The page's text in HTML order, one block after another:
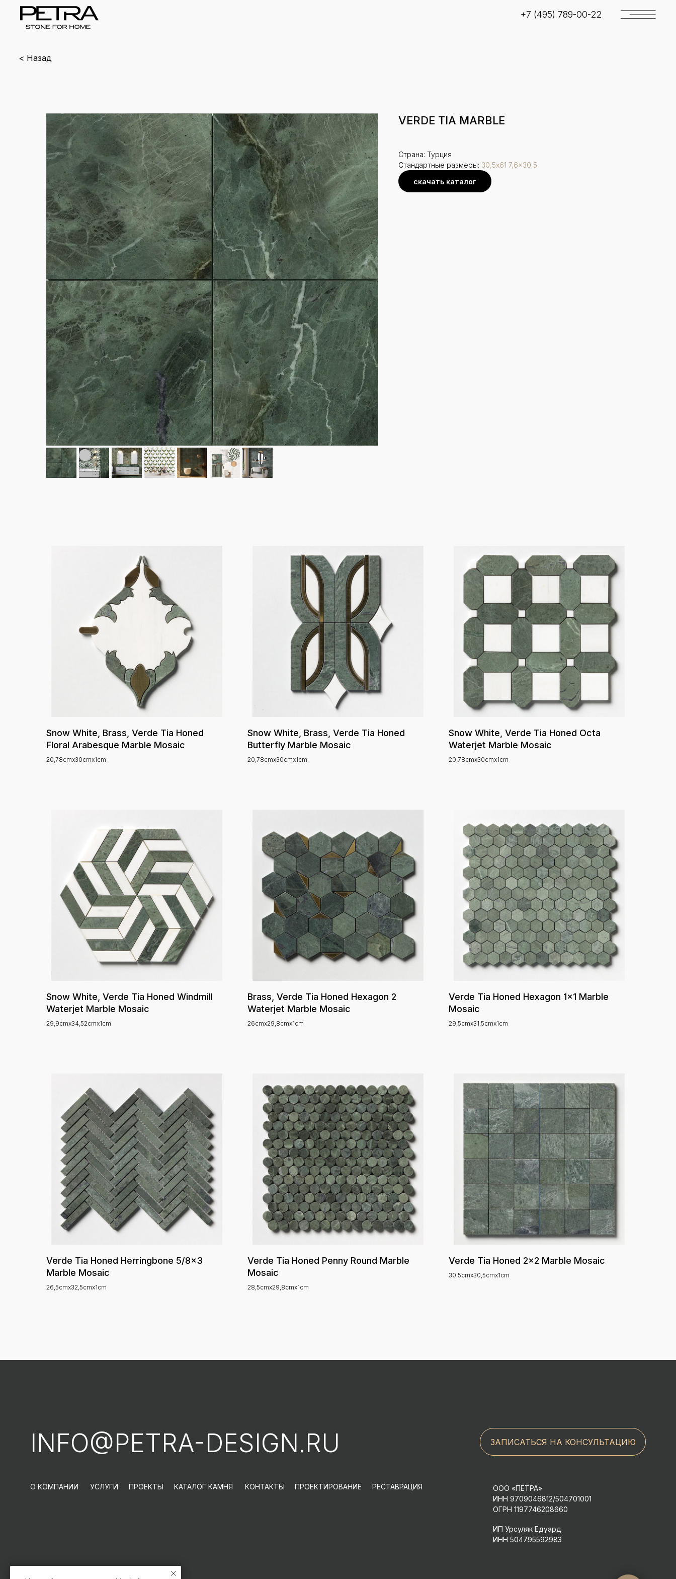
+7 (495) 789-00-22
< Назад
VERDE TIA MARBLE
Страна: Турция
Стандартные размеры: 30,5x61 7,6x30,5
скачать каталог
Snow White, Brass, Verde Tia Honed
Floral Arabesque Marble Mosaic
20,78cmx30cmx1cm
Snow White, Brass, Verde Tia Honed
Butterfly Marble Mosaic
20,78cmx30cmx1cm
Snow White, Verde Tia Honed Octa
Waterjet Marble Mosaic
20,78cmx30cmx1cm
Snow White, Verde Tia Honed Windmill
Waterjet Marble Mosaic
29,9cmx34,52cmx1cm
Brass, Verde Tia Honed Hexagon 2
Waterjet Marble Mosaic
26cmx29,8cmx1cm
Verde Tia Honed Hexagon 1x1 Marble
Mosaic
29,5cmx31,5cmx1cm
Verde Tia Honed Herringbone 5/8x3
Marble Mosaic
26,5cmx32,5cmx1cm
Verde Tia Honed Penny Round Marble
Mosaic
28,5cmx29,8cmx1cm
Verde Tia Honed 2x2 Marble Mosaic
30,5cmx30,5cmx1cm
INFO@PETRA-DESIGN.RU ЗАПИСАТЬСЯ НА КОНСУЛЬТАЦИЮ
РЕСТАВРАЦИЯ
ПРОЕКТИРОВАНИЕ
КАТАЛОГ КАМНЯ КОНТАКТЫ
ПРОЕКТЫ
УСЛУГИ
О КОМПАНИИ
ООО «ПЕТРА»
ИНН 9709046812/504701001
ОГРН 1197746208660
ИП Урсуляк Едуард
ИНН 504795592983